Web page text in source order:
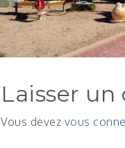
Laisser
Vous devez vous